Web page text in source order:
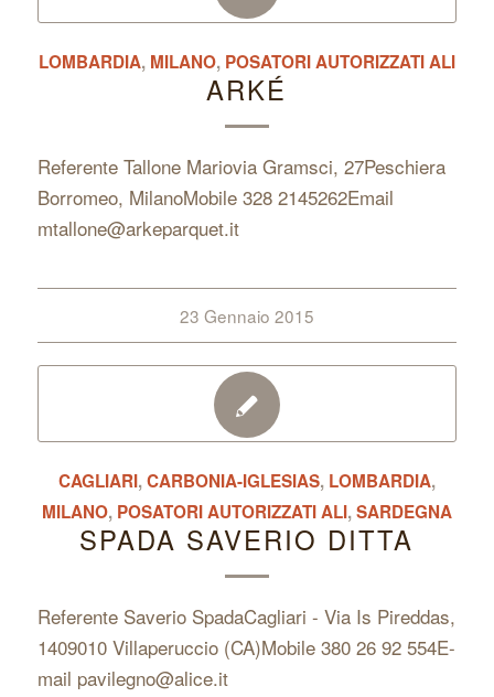
LOMBARDIA, MILANO, POSATORI AUTORIZZATI ALI
ARKÉ
Referente Tallone Mariovia Gramsci, 27Peschiera
Borromeo, MilanoMobile 328 2145262Email
mtallone@arkeparquet.it
23 Gennaio 2015
CAGLIARI,CARBONIA-IGLESIAS, LOMBARDIA,
MILANO, POSATORI AUTORIZZATI ALI,SARDEGNA
SPADA SAVERIO DITTA
Referente Saverio SpadaCagliari - Via Is Pireddas,
1409010 Villaperuccio (CA)Mobile 380 26 92 554E-
mail pavilegno@alice.it